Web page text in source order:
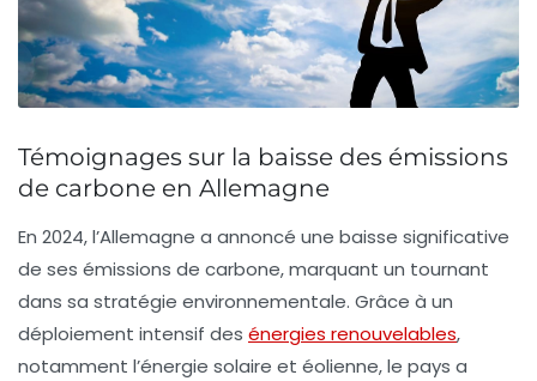
Témoignages sur la baisse des émissions
de carbone en Allemagne
En 2024, l’Allemagne a annoncé une baisse significative
de ses émissions de carbone, marquant un tournant
dans sa stratégie environnementale. Grâce à un
déploiement intensif des énergies renouvelables,
notamment l’énergie solaire et éolienne, le pays a